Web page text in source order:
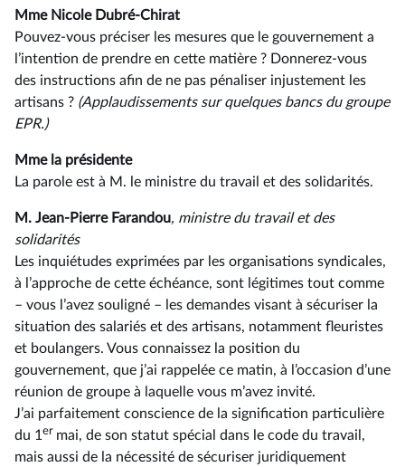
Mme Nicole Dubré-Chirat
Pouvez-vous préciser les mesures que le gouvernement a
l’intention de prendre en cette matière ? Donnerez-vous
des instructions afin de ne pas pénaliser injustement les
artisans ? (Applaudissements sur quelques bancs du groupe
EPR.)
Mme la présidente
La parole est à M. le ministre du travail et des solidarités.
M. Jean-Pierre Farandou, ministre du travail et des
solidarités
Les inquiétudes exprimées par les organisations syndicales,
à l’approche de cette échéance, sont légitimes tout comme
–⁠ vous l’avez souligné – les demandes visant à sécuriser la
situation des salariés et des artisans, notamment fleuristes
et boulangers. Vous connaissez la position du
gouvernement, que j’ai rappelée ce matin, à l’occasion d’une
réunion de groupe à laquelle vous m’avez invité.
J’ai parfaitement conscience de la signification particulière
du 1 er mai, de son statut spécial dans le code du travail,
mais aussi de la nécessité de sécuriser juridiquement